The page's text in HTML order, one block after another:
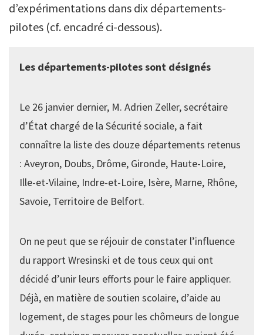
d’expérimentations dans dix départements-
pilotes (cf. encadré ci-dessous).
Les départements-pilotes sont désignés
Le 26 janvier dernier, M. Adrien Zeller, secrétaire
d’État chargé de la Sécurité sociale, a fait
connaître la liste des douze départements retenus
: Aveyron, Doubs, Drôme, Gironde, Haute-Loire,
Ille-et-Vilaine, Indre-et-Loire, Isère, Marne, Rhône,
Savoie, Territoire de Belfort.
On ne peut que se réjouir de constater l’influence
du rapport Wresinski et de tous ceux qui ont
décidé d’unir leurs efforts pour le faire appliquer.
Déjà, en matière de soutien scolaire, d’aide au
logement, de stages pour les chômeurs de longue